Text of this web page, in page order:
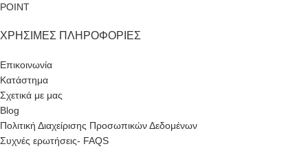
POINT
ΧΡΉΣΙΜΕΣ ΠΛΗΡΟΦΟΡΊΕΣ
Επικοινωνία
Κατάστημα
Σχετικά με μας
Blog
Πολιτική Διαχείρισης Προσωπικών Δεδομένων
Συχνές ερωτήσεις- FAQS